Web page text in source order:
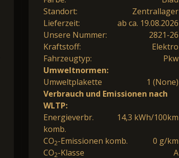
Standort:
Zentrallager
Lieferzeit:
ab ca. 19.08.2026
Unsere Nummer:
2821-26
Kraftstoff:
Elektro
Fahrzeugtyp:
Pkw
Umweltnormen:
Umweltplakette
1 (None)
Verbrauch und Emissionen nach
WLTP:
Energieverbr.
komb.
14,3 kWh/100km
CO2-Emissionen komb.
0 g/km
CO2-Klasse A